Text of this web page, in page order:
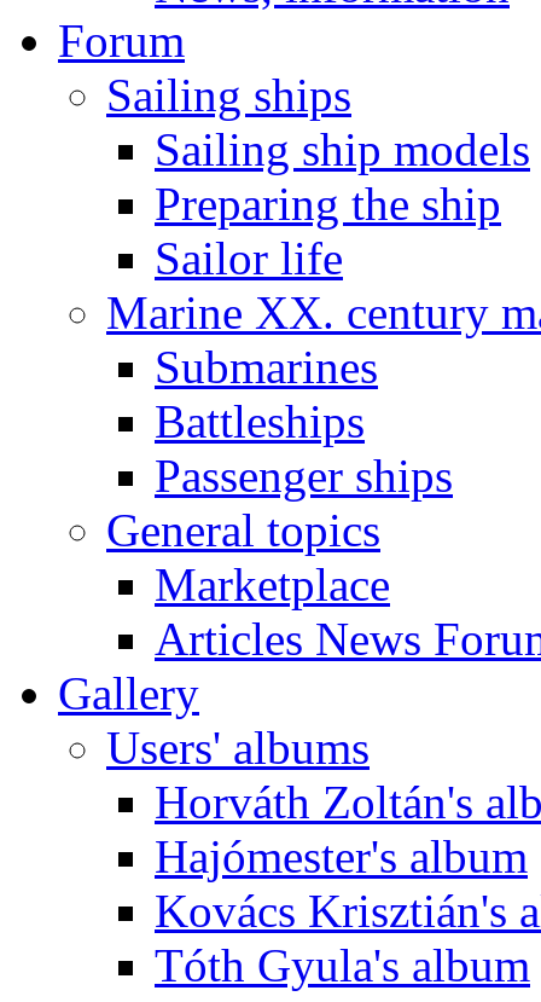
Forum
Sailing ships
Sailing ship models
Preparing the ship
Sailor life
Marine XX. century
Submarines
Battleships
Passenger ships
General topics
Marketplace
Articles News
Gallery
Users' albums
Horváth Zoltán's
Hajómester's album
Kovács Krisztián's
Tóth Gyula's album